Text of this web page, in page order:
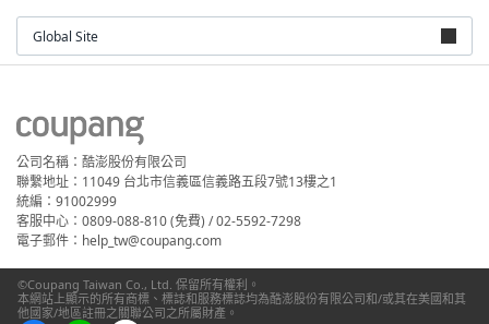
Global Site
公司名稱：酷澎股份有限公司
聯繫地址：11049 台北市信義區信義路五段7號13樓之1
統編：91002999
客服中心：0809-088-810 (免費) / 02-5592-7298
電子郵件：help_tw@coupang.com
©Coupang Taiwan Co., Ltd. 保留所有權利。
本網站上顯示的所有商標、標誌和服務標誌均為酷澎股份有限公司和/或其在美國和其
他國家/地區註冊之關聯公司之所屬財產。